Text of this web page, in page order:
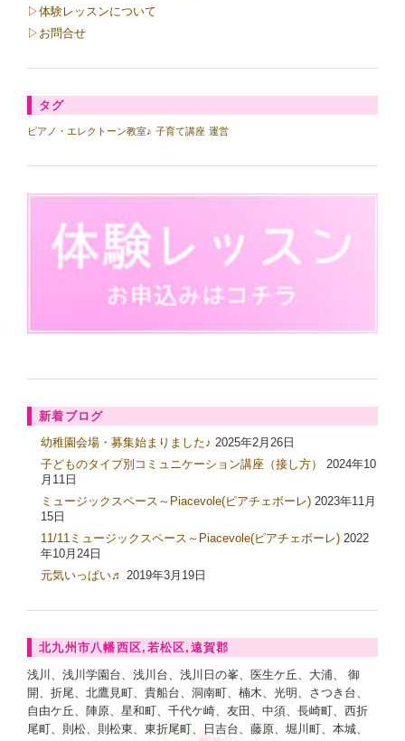
▷体験レッスンについて
▷お問合せ
タグ
ピアノ・エレクトーン教室♪ 子育て講座 運営
新着ブログ
幼稚園会場・募集始まりました♪ 2025年2月26日
子どものタイプ別コミュニケーション講座（接し方）
2024年10
月11日
ミュージックスペース～Piacevole(ピアチェボーレ) 2023年11月
15日
11/11ミュージックスペース～Piacevole(ピアチェボーレ) 2022
年10月24日
元気いっぱい♬ 2019年3月19日
北九州市八幡西区,若松区,遠賀郡
浅川、浅川学園台、浅川台、浅川日の峯、医生ケ丘、大浦、 御
開、折尾、北鷹見町、貴船台、洞南町、楠木、光明、さつき台、
自由ケ丘、陣原、星和町、千代ケ崎、友田、中須、長崎町、西折
尾町、則松、則松東、東折尾町、日吉台、藤原、堀川町、本城、